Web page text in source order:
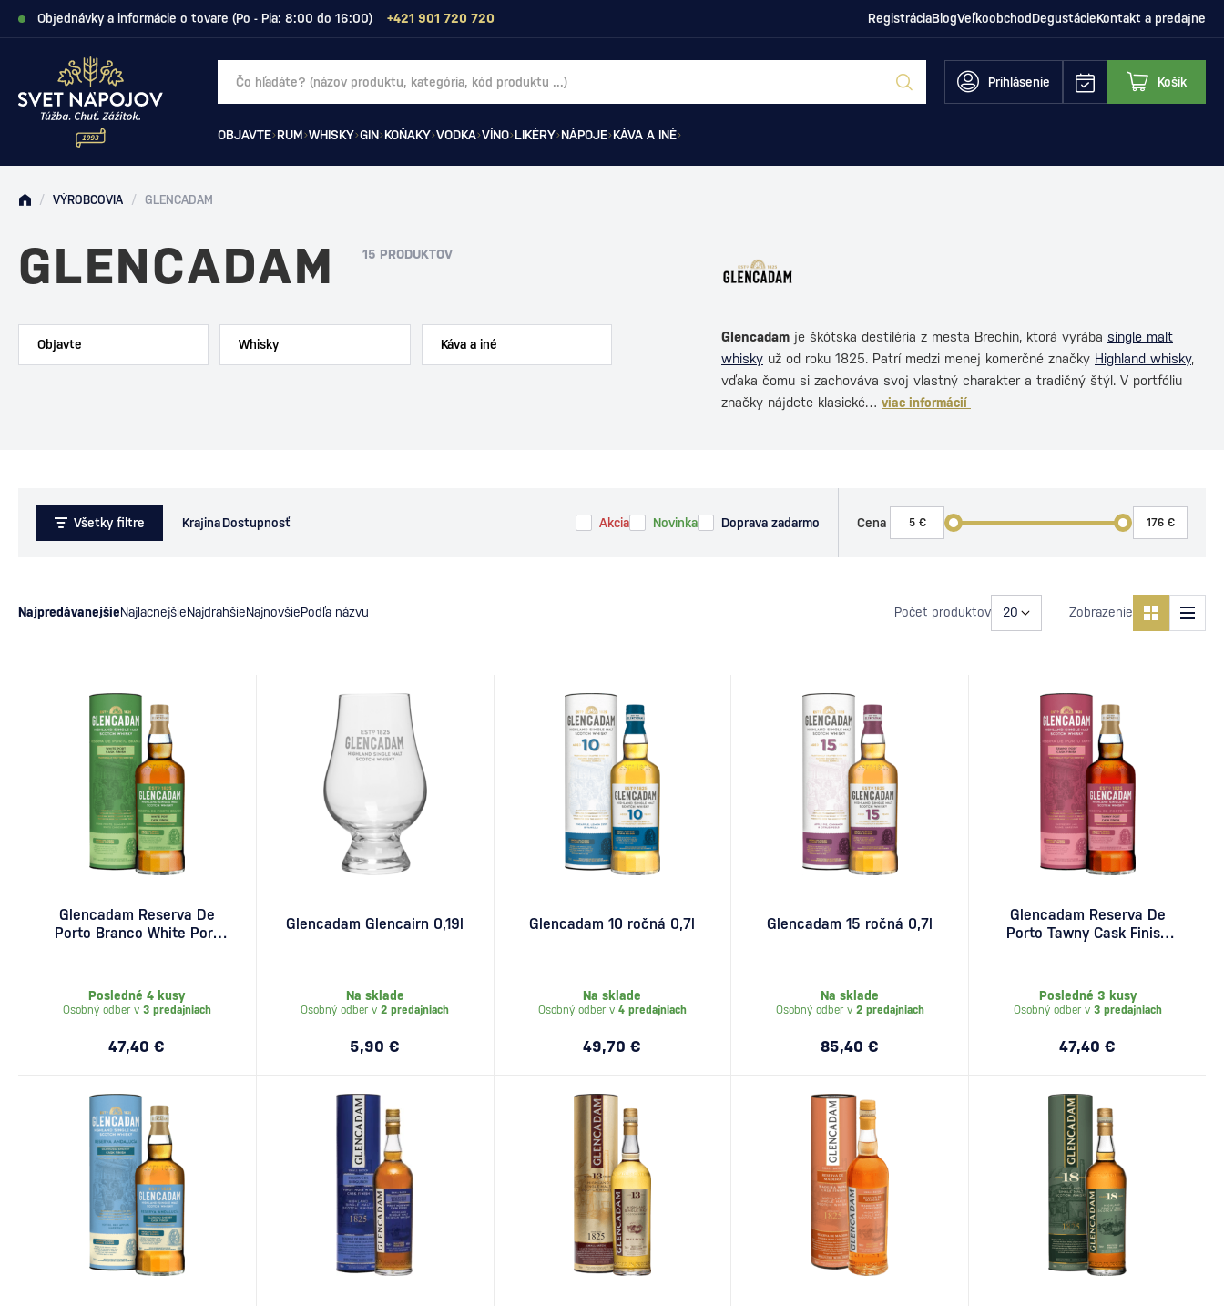
Objednávky a informácie o tovare (Po - Pia: 8:00 do 16:00) +421 901 720 720 RegistráciaBlogVeľkoobchodDegustácieKontakt a predajne
Prihlásenie Košík
OBJAVTE RUM WHISKY GIN KOŇAKY VODKA VÍNO LIKÉRY NÁPOJE KÁVA A INÉ
/ VÝROBCOVIA / GLENCADAM
GLENCADAM 15 PRODUKTOV
Objavte Whisky Káva a iné Glencadam je škótska destiléria z mesta Brechin, ktorá vyrába single malt
whisky už od roku 1825. Patrí medzi menej komerčné značky Highland whisky,
vďaka čomu si zachováva svoj vlastný charakter a tradičný štýl. V portfóliu
značky nájdete klasické… viac informácií
Všetky filtre KrajinaDostupnosť Akcia Novinka Doprava zadarmo Cena
NajpredávanejšieNajlacnejšieNajdrahšieNajnovšiePodľa názvu Počet produktov Zobrazenie
Glencadam Reserva De
Porto Branco White Port
Posledné 4 kusy
Osobný odber v 3 predajniach
47,40 €
Glencadam Glencairn 0,19l
Na sklade
Osobný odber v2 predajniach
5,90 €
Glencadam 10 ročná 0,7l
Na sklade
Osobný odber v 4 predajniach
49,70 €
Glencadam 15 ročná 0,7l
Na sklade
Osobný odber v 2 predajniach
85,40 €
Glencadam Reserva De
Porto Tawny Cask Finish
Posledné 3 kusy
Osobný odber v 3 predajniach
47,40 €